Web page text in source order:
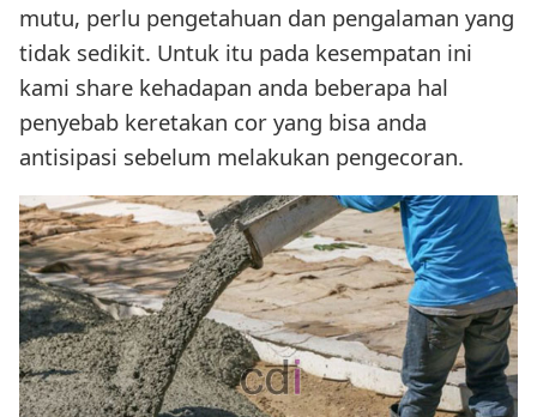
mutu, perlu pengetahuan dan pengalaman yang
tidak sedikit. Untuk itu pada kesempatan ini
kami share kehadapan anda beberapa hal
penyebab keretakan cor yang bisa anda
antisipasi sebelum melakukan pengecoran.